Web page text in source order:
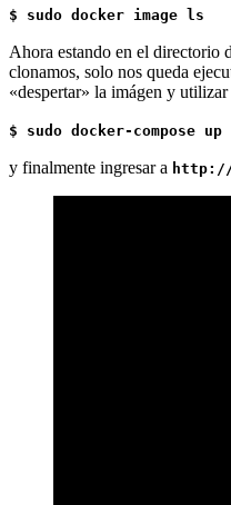
$ sudo docker image ls
Ahora estando en el directorio
clonamos, solo nos queda
«despertar» la imágen y
$ sudo docker-compose up
y finalmente ingresar a http://